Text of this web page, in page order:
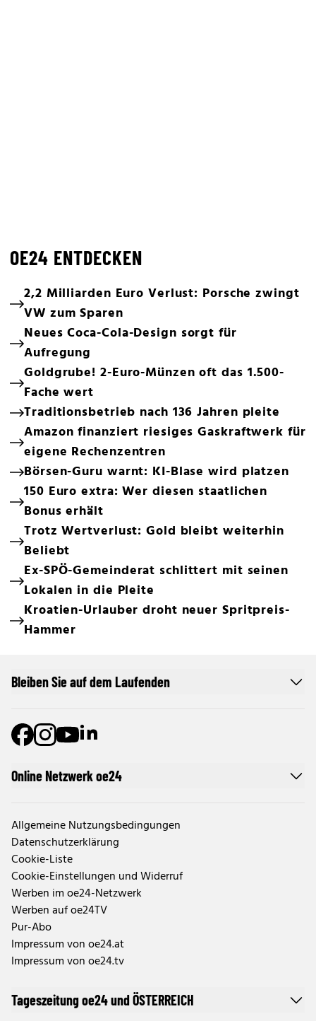
OE24 ENTDECKEN
2,2 Milliarden Euro Verlust: Porsche zwingt
VW zum Sparen
Neues Coca-Cola-Design sorgt für
Aufregung
Goldgrube! 2-Euro-Münzen oft das 1.500-
Fache wert
Traditionsbetrieb nach 136 Jahren pleite
Amazon finanziert riesiges Gaskraftwerk für
eigene Rechenzentren
Börsen-Guru warnt: KI-Blase wird platzen
150 Euro extra: Wer diesen staatlichen
Bonus erhält
Trotz Wertverlust: Gold bleibt weiterhin
Beliebt
Ex-SPÖ-Gemeinderat schlittert mit seinen
Lokalen in die Pleite
Kroatien-Urlauber droht neuer Spritpreis-
Hammer
Online Netzwerk oe24
Allgemeine Nutzungsbedingungen
Datenschutzerklärung
Cookie-Liste
Cookie-Einstellungen und Widerruf
Werben im oe24-Netzwerk
Werben auf oe24TV
Pur-Abo
Impressum von oe24.at
Impressum von oe24.tv
Tageszeitung oe24 und ÖSTERREICH
Bleiben Sie auf dem Laufenden